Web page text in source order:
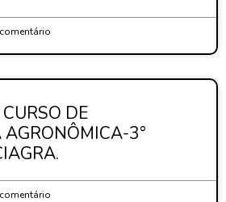
DE
AGRONÔMICA-3°